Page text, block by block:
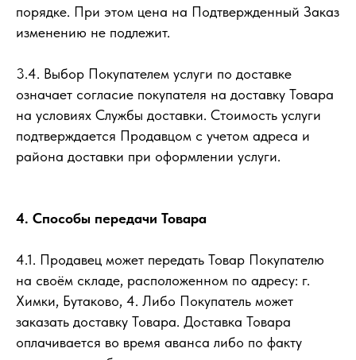
порядке. При этом цена на Подтвержденный Заказ
изменению не подлежит.
3.4. Выбор Покупателем услуги по доставке
означает согласие покупателя на доставку Товара
на условиях Службы доставки. Стоимость услуги
подтверждается Продавцом с учетом адреса и
района доставки при оформлении услуги.
4. Способы передачи Товара
4.1. Продавец может передать Товар Покупателю
на своём складе, расположенном по адресу: г.
Химки, Бутаково, 4. Либо Покупатель может
заказать доставку Товара. Доставка Товара
оплачивается во время аванса либо по факту